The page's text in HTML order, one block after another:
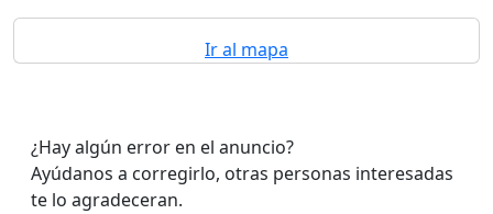
Ir al mapa
¿Hay algún error en el anuncio?
Ayúdanos a corregirlo, otras personas interesadas
te lo agradeceran.